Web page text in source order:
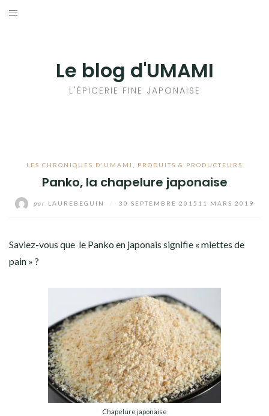
Aller
Le blog d'UMAMI
L'ÉPICERIE FINE JAPONAISE
LES CHRONIQUES D'UMAMI PRODUITS & PRODUCTEURS
Panko, la chapelure japonaise
par LAUREBEGUIN 30 SEPTEMBRE 2015 11 MARS 2019
Saviez-vous que le Panko en japonais signifie « miettes de
pain » ?
Chapelure japonaise